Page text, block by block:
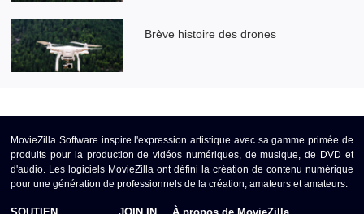
Brève histoire des drones
MovieZilla Software inspire l'expression artistique avec sa gamme primée de
produits pour la production de vidéos numériques, de musique, de DVD et
d'audio. Les logiciels MovieZilla ont défini la création de contenu numérique
pour une génération de professionnels de la création, amateurs et amateurs.